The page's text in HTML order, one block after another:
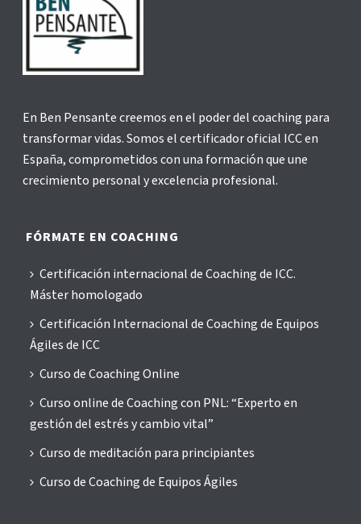
En Ben Pensante creemos en el poder del coaching para
transformar vidas. Somos el certificador oficial ICC en
España, comprometidos con una formación que une
crecimiento personal y excelencia profesional.
FÓRMATE EN COACHING
Certificación internacional de Coaching de ICC.
Máster homologado
Certificación Internacional de Coaching de Equipos
Ágiles de ICC
Curso de Coaching Online
Curso online de Coaching con PNL: “Experto en
gestión del estrés y cambio vital”
Curso de meditación para principiantes
Curso de Coaching de Equipos Ágiles